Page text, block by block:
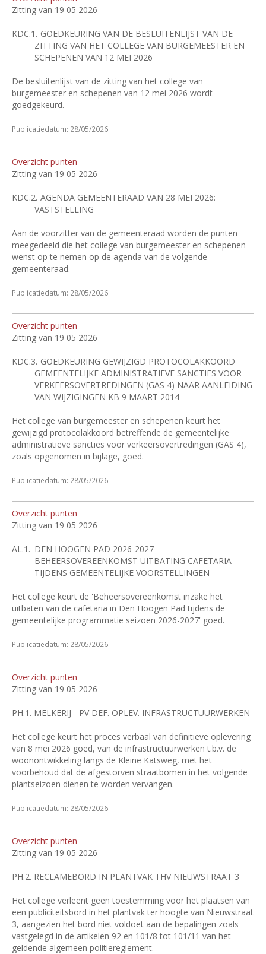
Zitting van 19 05 2026
KDC.1. GOEDKEURING VAN DE BESLUITENLIJST VAN DE
ZITTING VAN HET COLLEGE VAN BURGEMEESTER EN
SCHEPENEN VAN 12 MEI 2026
De besluitenlijst van de zitting van het college van
burgemeester en schepenen van 12 mei 2026 wordt
goedgekeurd.
Publicatiedatum: 28/05/2026
Overzicht punten
Zitting van 19 05 2026
KDC.2. AGENDA GEMEENTERAAD VAN 28 MEI 2026:
VASTSTELLING
Aan de voorzitter van de gemeenteraad worden de punten
meegedeeld die het college van burgemeester en schepenen
wenst op te nemen op de agenda van de volgende
gemeenteraad.
Publicatiedatum: 28/05/2026
Overzicht punten
Zitting van 19 05 2026
KDC.3. GOEDKEURING GEWIJZIGD PROTOCOLAKKOORD
GEMEENTELIJKE ADMINISTRATIEVE SANCTIES VOOR
VERKEERSOVERTREDINGEN (GAS 4) NAAR AANLEIDING
VAN WIJZIGINGEN KB 9 MAART 2014
Het college van burgemeester en schepenen keurt het
gewijzigd protocolakkoord betreffende de gemeentelijke
administratieve sancties voor verkeersovertredingen (GAS 4),
zoals opgenomen in bijlage, goed.
Publicatiedatum: 28/05/2026
Overzicht punten
Zitting van 19 05 2026
AL.1. DEN HOOGEN PAD 2026-2027 -
BEHEERSOVEREENKOMST UITBATING CAFETARIA
TIJDENS GEMEENTELIJKE VOORSTELLINGEN
Het college keurt de 'Beheersovereenkomst inzake het
uitbaten van de cafetaria in Den Hoogen Pad tijdens de
gemeentelijke programmatie seizoen 2026-2027' goed.
Publicatiedatum: 28/05/2026
Overzicht punten
Zitting van 19 05 2026
PH.1. MELKERIJ - PV DEF. OPLEV. INFRASTRUCTUURWERKEN
Het college keurt het proces verbaal van definitieve oplevering
van 8 mei 2026 goed, van de infrastructuurwerken t.b.v. de
woonontwikkeling langs de Kleine Katsweg, met het
voorbehoud dat de afgestorven straatbomen in het volgende
plantseizoen dienen te worden vervangen.
Publicatiedatum: 28/05/2026
Overzicht punten
Zitting van 19 05 2026
PH.2. RECLAMEBORD IN PLANTVAK THV NIEUWSTRAAT 3
Het college verleent geen toestemming voor het plaatsen van
een publiciteitsbord in het plantvak ter hoogte van Nieuwstraat
3, aangezien het bord niet voldoet aan de bepalingen zoals
vastgelegd in de artikelen 92 en 101/8 tot 101/11 van het
geldende algemeen politiereglement.